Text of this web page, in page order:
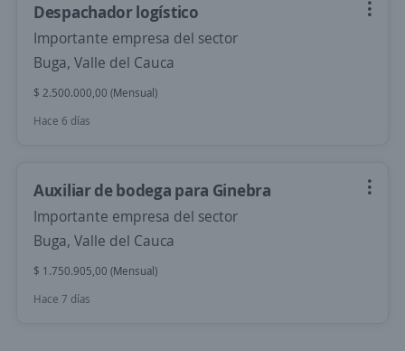
Despachador logístico
Importante empresa del sector
Buga, Valle del Cauca
$ 2.500.000,00 (Mensual)
Hace 6 días
Auxiliar de bodega para Ginebra
Importante empresa del sector
Buga, Valle del Cauca
$ 1.750.905,00 (Mensual)
Hace 7 días